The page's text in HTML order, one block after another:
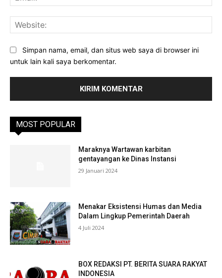
Simpan nama, email, dan situs web saya di browser ini
untuk lain kali saya berkomentar.
MOST POPULAR
Maraknya Wartawan karbitan
gentayangan ke Dinas Instansi
29 Januari 2024
Menakar Eksistensi Humas dan Media
Dalam Lingkup Pemerintah Daerah
4 Juli 2024
BOX REDAKSI PT. BERITA SUARA RAKYAT
INDONESIA